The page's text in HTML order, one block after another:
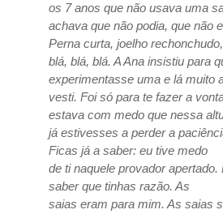
os 7 anos que não usava uma
achava que não podia, que não
Perna curta, joelho rechonchudo,
blá, blá, blá. A Ana insistiu para
experimentasse uma e lá muito
vesti. Foi só para te fazer a
estava com medo que nessa
já estivesses a perder a
Ficas já a saber: eu tive medo
de ti naquele provador
saber que tinhas razão. As
saias eram para mim. As saias